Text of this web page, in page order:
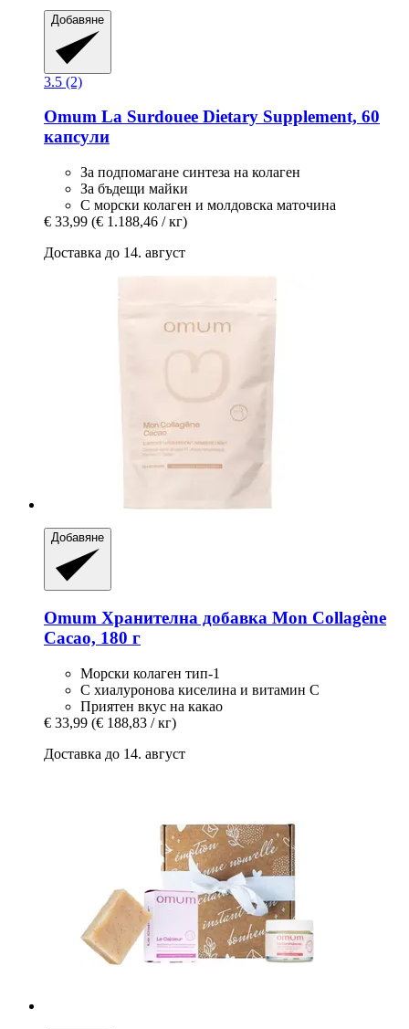
Добавяне
3.5 (2)
Omum La Surdouee Dietary Supplement, 60
капсули
За подпомагане синтеза на колаген
За бъдещи майки
С морски колаген и молдовска маточина
€ 33,99 (€ 1.188,46 / кг)
Доставка до 14. август
Добавяне
Omum Хранителна добавка Mon Collagène
Cacao, 180 г
Морски колаген тип-1
С хиалуронова киселина и витамин С
Приятен вкус на какао
€ 33,99 (€ 188,83 / кг)
Доставка до 14. август